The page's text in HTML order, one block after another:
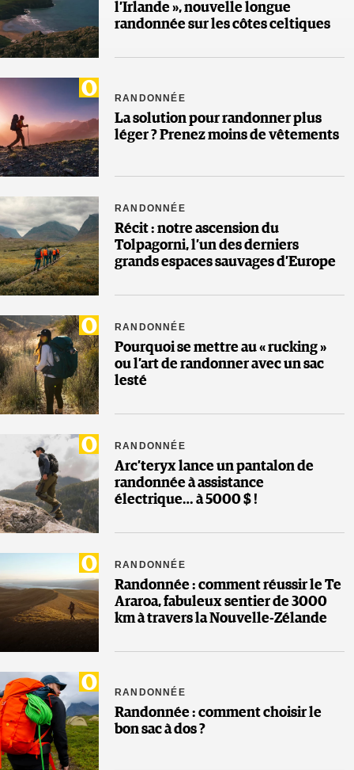
l’Irlande », nouvelle longue
randonnée sur les côtes celtiques
RANDONNÉE
La solution pour randonner plus
léger ? Prenez moins de vêtements
RANDONNÉE
Récit : notre ascension du
Tolpagorni, l’un des derniers
grands espaces sauvages d’Europe
RANDONNÉE
Pourquoi se mettre au « rucking »
ou l’art de randonner avec un sac
lesté
RANDONNÉE
Arc’teryx lance un pantalon de
randonnée à assistance
électrique… à 5000 $ !
RANDONNÉE
Randonnée : comment réussir le Te
Araroa, fabuleux sentier de 3000
km à travers la Nouvelle-Zélande
RANDONNÉE
Randonnée : comment choisir le
bon sac à dos ?